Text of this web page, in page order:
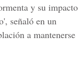
y su impacto
señaló en un
a mantenerse